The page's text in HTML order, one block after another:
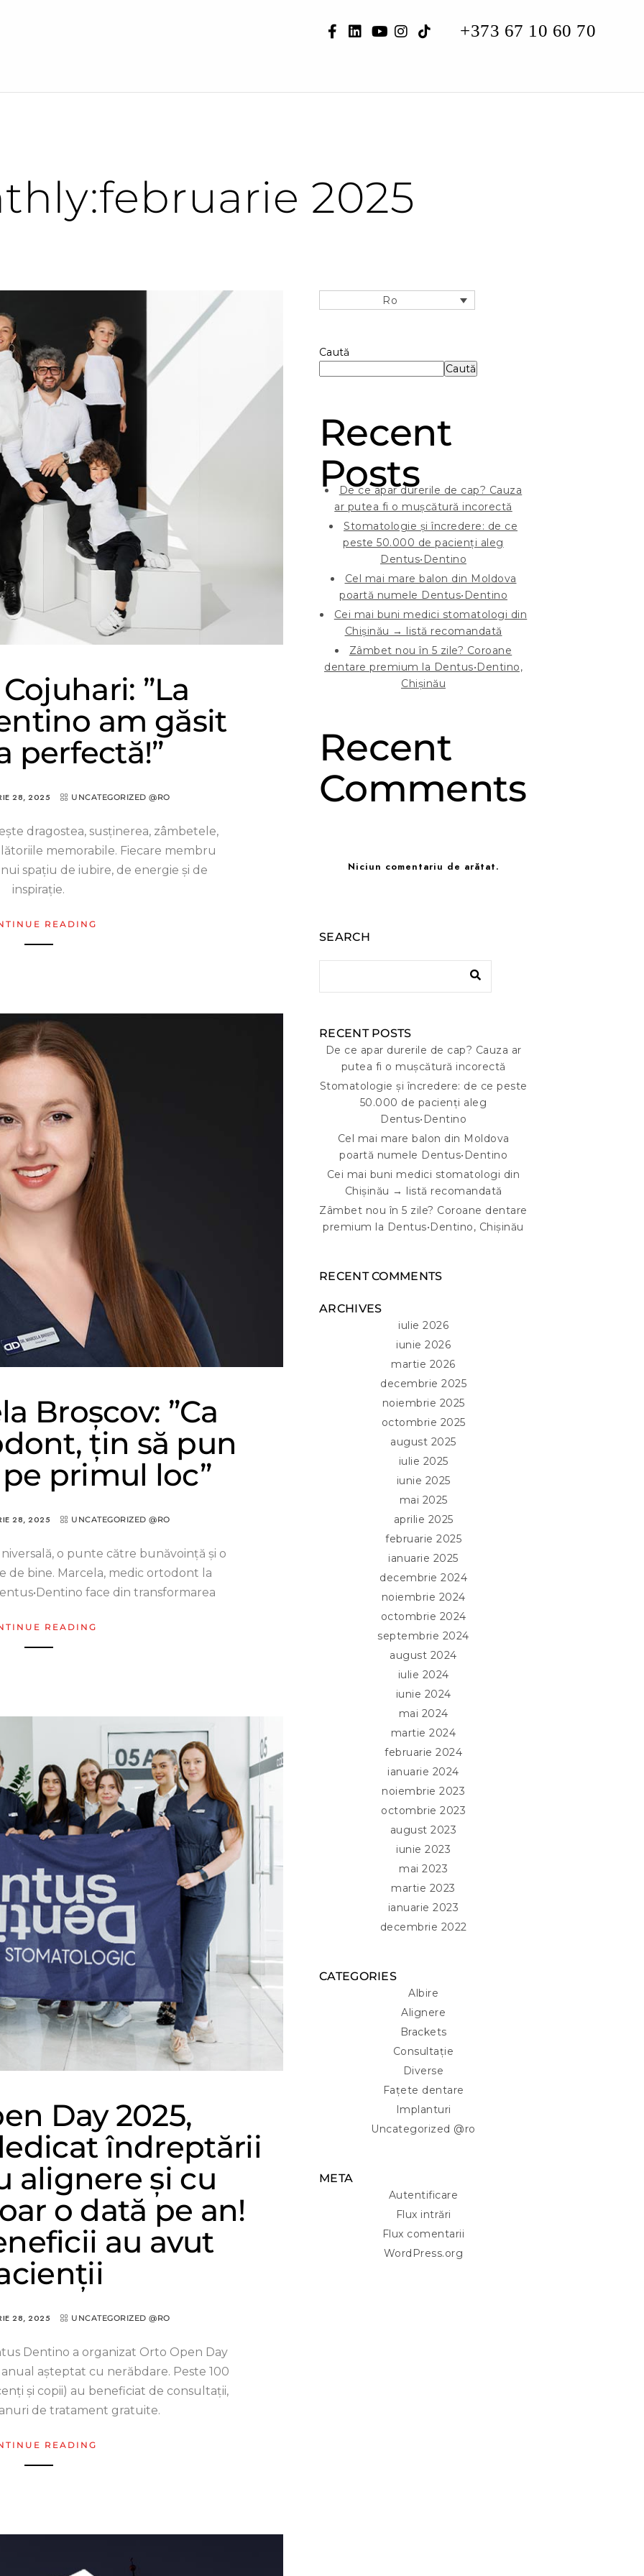
+373 67 10 60 70
2025
”La
am găsit
perfectă!”
28, 2025 UNCATEGORIZED @RO
dragostea, susținerea, zâmbetele,
memorabile. Fiecare membru
spațiu de iubire, de energie și de
inspirație.
READING
Broșcov: ”Ca
țin să pun
primul loc”
28, 2025 UNCATEGORIZED @RO
o punte către bunăvoință și o
de bine. Marcela, medic ortodont la
face din transformarea
READING
Day 2025,
îndreptării
alignere și cu
o dată pe an!
au avut
28, 2025 UNCATEGORIZED @RO
Dentino a organizat Orto Open Day
așteptat cu nerăbdare. Peste 100
și copii) au beneficiat de consultații,
de tratament gratuite.
READING
Ro
Caută
Caută
Recent
Posts
De ce apar durerile de cap? Cauza
ar putea fi o mușcătură incorectă
Stomatologie și încredere: de ce
peste 50.000 de pacienți aleg
Dentus•Dentino
Cel mai mare balon din Moldova
poartă numele Dentus•Dentino
Cei mai buni medici stomatologi din
Chișinău → listă recomandată
Zâmbet nou în 5 zile? Coroane
dentare premium la Dentus•Dentino,
Chișinău
Recent
Comments
Niciun comentariu de arătat.
SEARCH
RECENT POSTS
De ce apar durerile de cap? Cauza ar
putea fi o mușcătură incorectă
Stomatologie și încredere: de ce peste
50.000 de pacienți aleg
Dentus•Dentino
Cel mai mare balon din Moldova
poartă numele Dentus•Dentino
Cei mai buni medici stomatologi din
Chișinău → listă recomandată
Zâmbet nou în 5 zile? Coroane dentare
premium la Dentus•Dentino, Chișinău
RECENT COMMENTS
ARCHIVES
iulie 2026
iunie 2026
martie 2026
decembrie 2025
noiembrie 2025
octombrie 2025
august 2025
iulie 2025
iunie 2025
mai 2025
aprilie 2025
februarie 2025
ianuarie 2025
decembrie 2024
noiembrie 2024
octombrie 2024
septembrie 2024
august 2024
iulie 2024
iunie 2024
mai 2024
martie 2024
februarie 2024
ianuarie 2024
noiembrie 2023
octombrie 2023
august 2023
iunie 2023
mai 2023
martie 2023
ianuarie 2023
decembrie 2022
CATEGORIES
Albire
Alignere
Brackets
Consultație
Diverse
Fațete dentare
Implanturi
Uncategorized @ro
META
Autentificare
Flux intrări
Flux comentarii
WordPress.org